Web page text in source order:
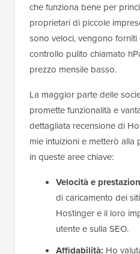
che funziona bene per
proprietari di piccole
sono veloci, vengono
controllo pulito chiamato
prezzo mensile basso.
La maggior parte delle
promette funzionalità e
dettagliata recensione di
mie intuizioni e metterò
in queste aree chiave:
Velocità e
di caricamento dei
Hostinger e il loro
utente e sulla SEO.
Affidabilità: Ho